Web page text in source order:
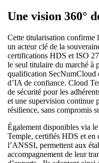
Une vision 360°
Cette titularisation confirme
un acteur clé de la
certifications HDS et ISO
le seul titulaire du marché à
qualification SecNumCloud
d’IA de confiance. Cloud
de sécurité pour les
et une supervision continue
résilience, sans compromis
Également disponibles via
Temple, certifiés HDS et
l’ANSSI, permettent aux
accompagnement de leur